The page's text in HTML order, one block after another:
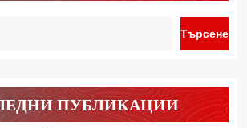
Търсене
ПУБЛИКАЦИИ